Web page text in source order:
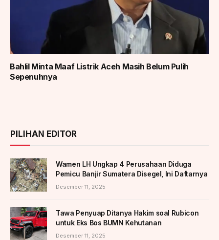
Bahlil Minta Maaf Listrik Aceh Masih Belum Pulih
Sepenuhnya
PILIHAN EDITOR
Wamen LH Ungkap 4 Perusahaan Diduga
Pemicu Banjir Sumatera Disegel, Ini Daftarnya
Desember 11, 2025
Tawa Penyuap Ditanya Hakim soal Rubicon
untuk Eks Bos BUMN Kehutanan
Desember 11, 2025